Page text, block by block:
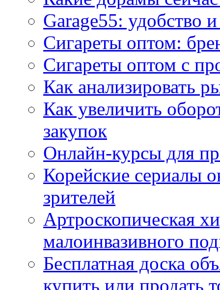
Garage55: удобство
Сигареты оптом:
Сигареты оптом с
Как анализировать
Как увеличить
закупок
Онлайн-курсы для
Корейские сериалы
зрителей
Артроскопическая
малоинвазивного
Бесплатная доска
купить или продать